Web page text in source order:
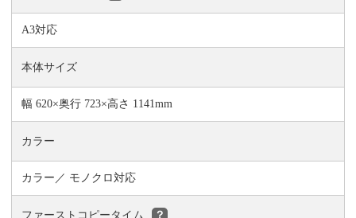
A3対応
本体サイズ
幅 620×奥行 723×高さ 1141mm
カラー
カラー／ モノクロ対応
ファーストコピータイム ？